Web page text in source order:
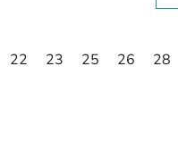
22 23 25 26 28